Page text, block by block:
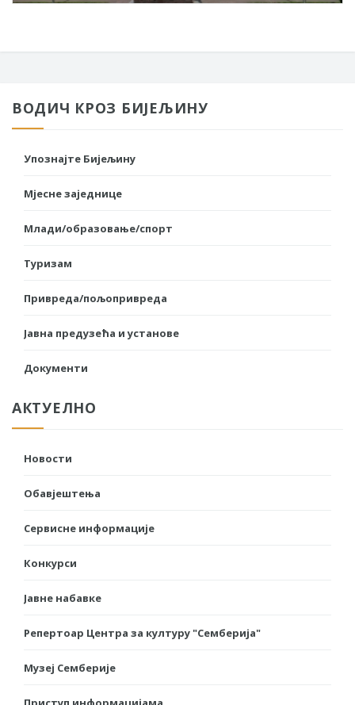
ВОДИЧ КРОЗ БИЈЕЉИНУ
Упознајте Бијељину
Мјесне заједнице
Млади/образовање/спорт
Туризам
Привреда/пољопривреда
Јавна предузећа и установе
Документи
АКТУЕЛНО
Новости
Обавјештења
Сервисне информације
Конкурси
Јавне набавке
Репертоар Центра за културу "Семберија"
Музеј Семберије